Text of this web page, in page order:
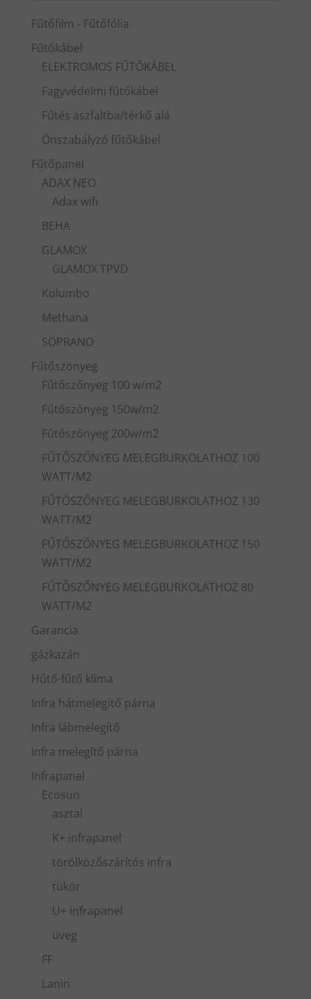
Fűtőfilm - Fűtőfólia
Fűtőkábel
ELEKTROMOS FŰTŐKÁBEL
Fagyvédelmi fűtőkábel
Fűtés aszfaltba/térkő alá
Önszabályzó fűtőkábel
Fűtőpanel
ADAX NEO
Adax wifi
BEHA
GLAMOX
GLAMOX TPVD
Kolumbo
Methana
SOPRANO
Fűtőszönyeg
Fűtőszőnyeg 100 w/m2
Fűtőszőnyeg 150w/m2
Fűtőszőnyeg 200w/m2
FŰTŐSZŐNYEG MELEGBURKOLATHOZ 100
WATT/M2
FŰTŐSZŐNYEG MELEGBURKOLATHOZ 130
WATT/M2
FŰTŐSZŐNYEG MELEGBURKOLATHOZ 150
WATT/M2
FŰTŐSZŐNYEG MELEGBURKOLATHOZ 80
WATT/M2
Garancia
gázkazán
Hűtő-fűtő klíma
Infra hátmelegítő párna
Infra lábmelegítő
Infra melegítő párna
Infrapanel
Ecosun
asztal
K+ infrapanel
törölközőszárítós infra
tükör
U+ infrapanel
üveg
FF
Lanin